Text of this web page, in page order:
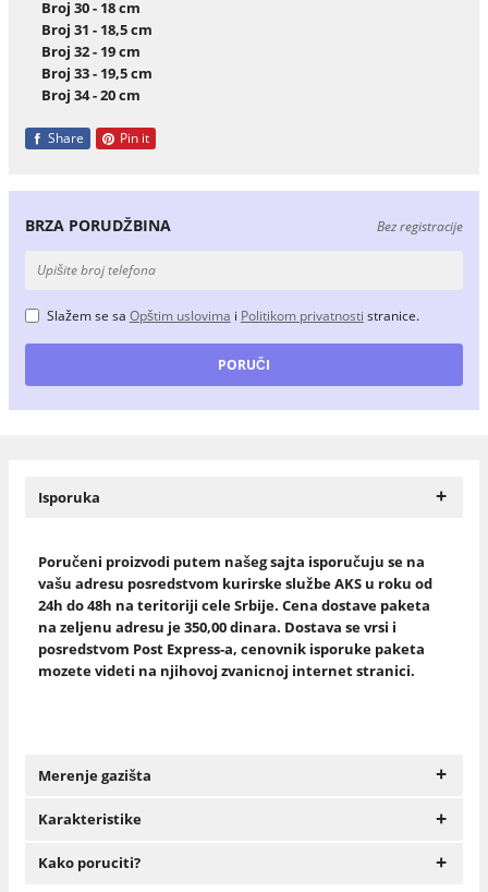
Broj 30 - 18 cm
Broj 31 - 18,5 cm
Broj 32 - 19 cm
Broj 33 - 19,5 cm
Broj 34 - 20 cm
Share Pin it
BRZA PORUDŽBINA Bez registracije
Slažem se sa Opštim uslovima i Politikom privatnosti stranice.
Isporuka +
Poručeni proizvodi putem našeg sajta isporučuju se na
vašu adresu posredstvom kurirske službe AKS u roku od
24h do 48h na teritoriji cele Srbije. Cena dostave paketa
na zeljenu adresu je 350,00 dinara. Dostava se vrsi i
posredstvom Post Express-a, cenovnik isporuke paketa
mozete videti na njihovoj zvanicnoj internet stranici.
Merenje gazišta +
Karakteristike +
Kako poruciti? +